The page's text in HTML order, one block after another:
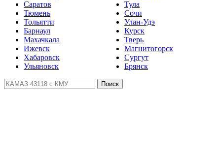
Саратов
Тюмень
Тольятти
Барнаул
Махачкала
Ижевск
Хабаровск
Ульяновск
Тула
Сочи
Улан-Удэ
Курск
Тверь
Магнитогорск
Сургут
Брянск
Поиск